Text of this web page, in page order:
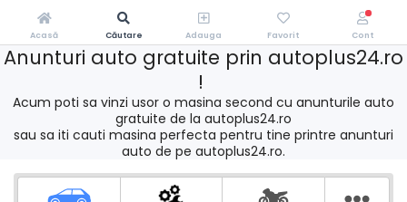
Anunturi auto gratuite prin autoplus24.ro
!
Acum poti sa vinzi usor o masina second cu anunturile auto
gratuite de la autoplus24.ro
sau sa iti cauti masina perfecta pentru tine printre anunturi
auto de pe autoplus24.ro.
Acasă Căutare Adauga Favorit Cont